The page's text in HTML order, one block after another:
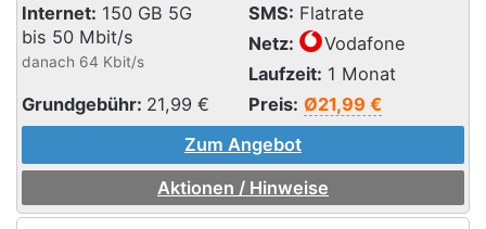
Internet: 150 GB 5G
bis 50 Mbit/s
danach 64 Kbit/s
SMS: Flatrate
Netz:
Vodafone
Laufzeit: 1 Monat
Grundgebühr: 21,99 € Preis: Ø21,99 €
Zum Angebot
Aktionen / Hinweise